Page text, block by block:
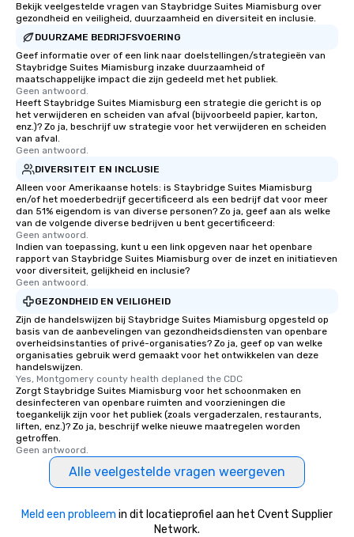
Bekijk veelgestelde vragen van Staybridge Suites Miamisburg over
gezondheid en veiligheid, duurzaamheid en diversiteit en inclusie.
DUURZAME BEDRIJFSVOERING
Geef informatie over of een link naar doelstellingen/strategieën van
Staybridge Suites Miamisburg inzake duurzaamheid of
maatschappelijke impact die zijn gedeeld met het publiek.
Geen antwoord.
Heeft Staybridge Suites Miamisburg een strategie die gericht is op
het verwijderen en scheiden van afval (bijvoorbeeld papier, karton,
enz.)? Zo ja, beschrijf uw strategie voor het verwijderen en scheiden
van afval.
Geen antwoord.
DIVERSITEIT EN INCLUSIE
Alleen voor Amerikaanse hotels: is Staybridge Suites Miamisburg
en/of het moederbedrijf gecertificeerd als een bedrijf dat voor meer
dan 51% eigendom is van diverse personen? Zo ja, geef aan als welke
van de volgende diverse bedrijven u bent gecertificeerd:
Geen antwoord.
Indien van toepassing, kunt u een link opgeven naar het openbare
rapport van Staybridge Suites Miamisburg over de inzet en initiatieven
voor diversiteit, gelijkheid en inclusie?
Geen antwoord.
GEZONDHEID EN VEILIGHEID
Zijn de handelswijzen bij Staybridge Suites Miamisburg opgesteld op
basis van de aanbevelingen van gezondheidsdiensten van openbare
overheidsinstanties of privé-organisaties? Zo ja, geef op van welke
organisaties gebruik werd gemaakt voor het ontwikkelen van deze
handelswijzen.
Yes, Montgomery county health deplaned the CDC
Zorgt Staybridge Suites Miamisburg voor het schoonmaken en
desinfecteren van openbare ruimten and voorzieningen die
toegankelijk zijn voor het publiek (zoals vergaderzalen, restaurants,
liften, enz.)? Zo ja, beschrijf welke nieuwe maatregelen worden
getroffen.
Geen antwoord.
Alle veelgestelde vragen weergeven
Meld een probleem in dit locatieprofiel aan het Cvent Supplier
Network.